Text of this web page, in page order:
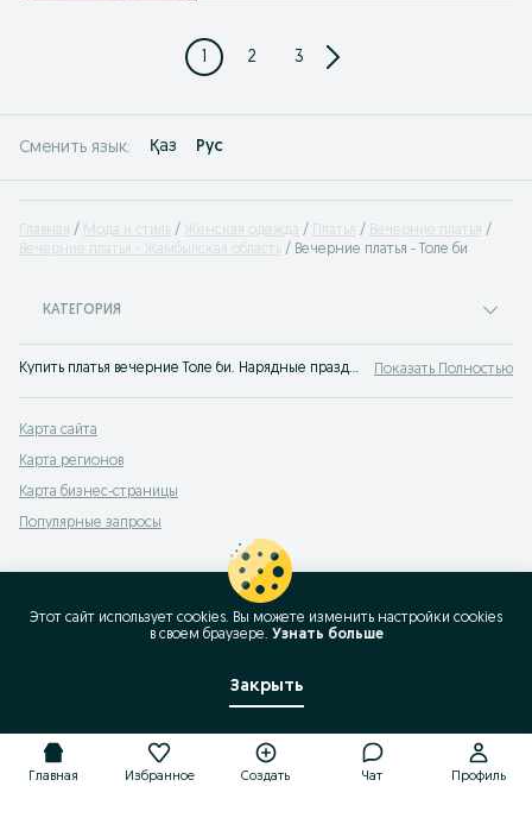
1 2 3
Сменить язык: Қаз Рус
Главная Мода и стиль Женская одежда Платья
Вечерние платья
Вечерние платья - Жамбылская область
Вечерние платья - Толе би
КАТЕГОРИЯ
Купить платья вечерние Толе би. Нарядные праздничные платья недорого. Стильные вечерние платья модных фасонов на любой тип фигуры. Купить платье на вечер по доступной цене легко на OLX.kz! Показать Полностью
Карта сайта
Карта регионов
Карта бизнес-страницы
Популярные запросы
Главная Избранное Создать Чат Профиль
Этот сайт использует cookies. Вы можете изменить настройки cookies
в своeм браузере. Узнать больше
Закрыть